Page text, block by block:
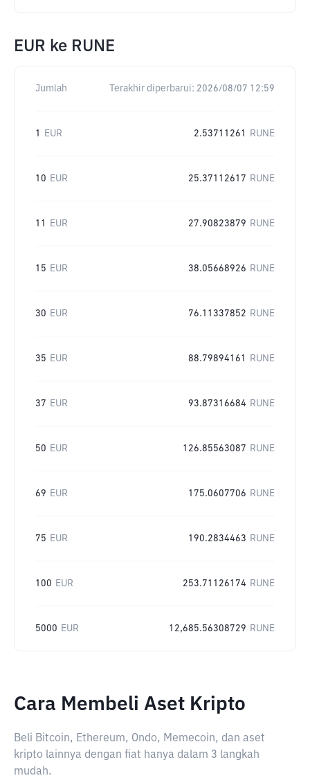
EUR ke RUNE
Jumlah Terakhir diperbarui: 2026/08/07 12:59
1 EUR 2.53711261 RUNE
10 EUR 25.37112617 RUNE
11 EUR 27.90823879 RUNE
15 EUR 38.05668926 RUNE
30 EUR 76.11337852 RUNE
35 EUR 88.79894161 RUNE
37 EUR 93.87316684 RUNE
50 EUR 126.85563087 RUNE
69 EUR 175.0607706 RUNE
75 EUR 190.2834463 RUNE
100 EUR 253.71126174 RUNE
5000 EUR 12,685.56308729 RUNE
Cara Membeli Aset Kripto
Beli Bitcoin, Ethereum, Ondo, Memecoin, dan aset
kripto lainnya dengan fiat hanya dalam 3 langkah
mudah.